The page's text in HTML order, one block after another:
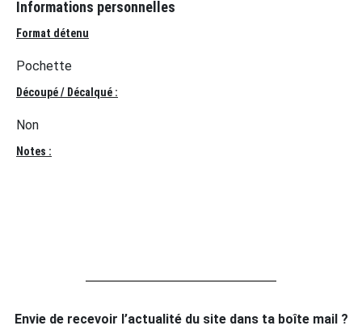
Informations personnelles
Format détenu
Pochette
Découpé / Décalqué :
Non
Notes :
Envie de recevoir l’actualité du site dans ta boîte mail ?